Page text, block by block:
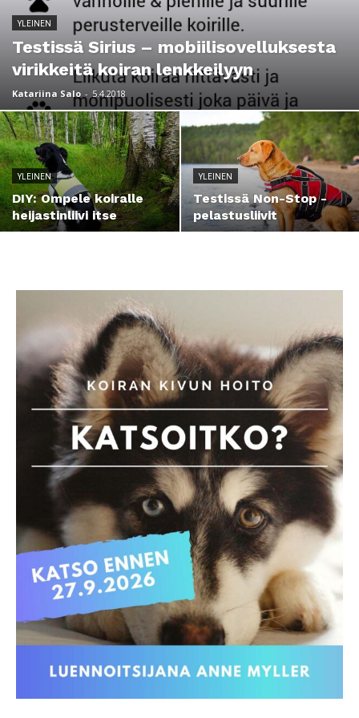
YLEINEN
Testissä Sirius – mobiilisovelluksesta
virikkeitä koiran lenkkeilyyn
Katariina Salo - 5.4.2018
YLEINEN
DIY: Ompele koiralle
heijastinliivi itse
YLEINEN
Testissä Non-Stop -
pelastusliivit